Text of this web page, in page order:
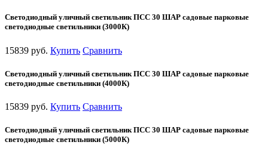
Светодиодный уличный светильник ПСС 30 ШАР садовые парковые
светодиодные светильники (3000К)
15839 руб. Купить Сравнить
Светодиодный уличный светильник ПСС 30 ШАР садовые парковые
светодиодные светильники (4000К)
15839 руб. Купить Сравнить
Светодиодный уличный светильник ПСС 30 ШАР садовые парковые
светодиодные светильники (5000К)